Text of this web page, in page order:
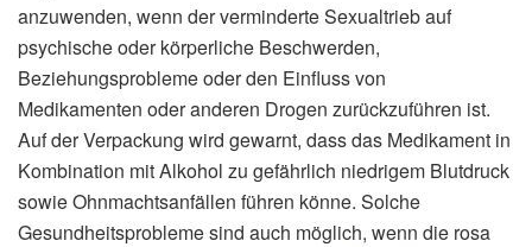
anzuwenden, wenn der verminderte Sexualtrieb auf
psychische oder körperliche Beschwerden,
Beziehungsprobleme oder den Einfluss von
Medikamenten oder anderen Drogen zurückzuführen ist.
Auf der Verpackung wird gewarnt, dass das Medikament in
Kombination mit Alkohol zu gefährlich niedrigem Blutdruck
sowie Ohnmachtsanfällen führen könne. Solche
Gesundheitsprobleme sind auch möglich, wenn die rosa